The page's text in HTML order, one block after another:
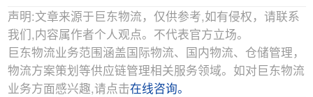
声明:文章来源于巨东物流，仅供参考,如有侵权，请联系
我们,内容属作者个人观点。不代表官方立场。
巨东物流业务范围涵盖国际物流、国内物流、仓储管理，
物流方案策划等供应链管理相关服务领域。如对巨东物流
业务方面感兴趣,请点击在线咨询。